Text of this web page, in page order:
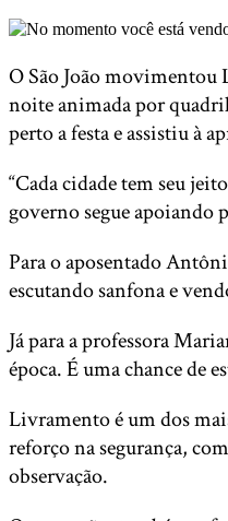
O São João movimentou
noite animada por
perto a festa e assistiu à
“Cada cidade tem seu
governo segue apoiando
Para o aposentado
escutando sanfona e
Já para a professora
época. É uma chance de
Livramento é um dos
reforço na segurança,
observação.